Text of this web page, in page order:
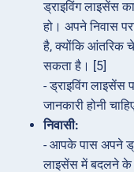
ड्राइविंग लाइसेंस
हो। अपने निवास
है, क्योंकि आंतरिक
सकता है। [5]
- ड्राइविंग लाइसेंस
जानकारी होनी
निवासी:
- आपके पास अपने
लाइसेंस में बदलने के